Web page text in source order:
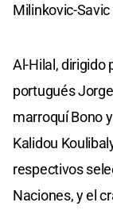
Milinkovic-
Al-Hilal, dirigido
portugués
marroquí Bono
Kalidou
respectivos
Naciones, y el